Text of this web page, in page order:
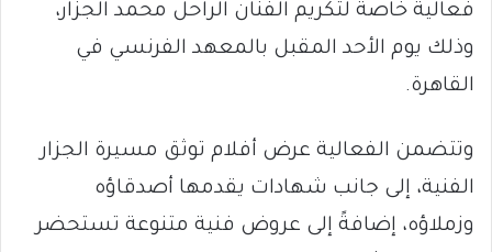
فعالية خاصة لتكريم الفنان الراحل محمد الجزار،
وذلك يوم الأحد المقبل بالمعهد الفرنسي في
القاهرة.
وتتضمن الفعالية عرض أفلام توثق مسيرة الجزار
الفنية، إلى جانب شهادات يقدمها أصدقاؤه
وزملاؤه، إضافةً إلى عروض فنية متنوعة تستحضر